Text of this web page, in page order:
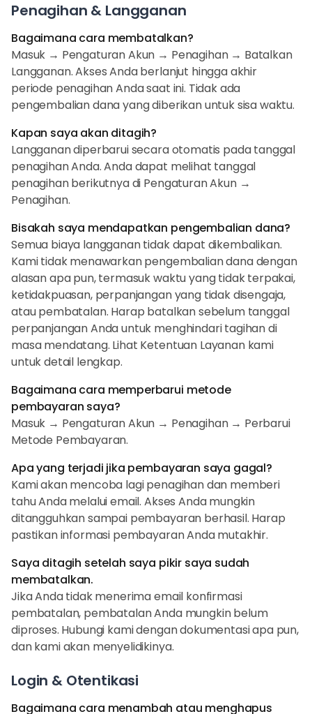
Penagihan & Langganan
Bagaimana cara membatalkan?
Masuk → Pengaturan Akun → Penagihan → Batalkan
Langganan. Akses Anda berlanjut hingga akhir
periode penagihan Anda saat ini. Tidak ada
pengembalian dana yang diberikan untuk sisa waktu.
Kapan saya akan ditagih?
Langganan diperbarui secara otomatis pada tanggal
penagihan Anda. Anda dapat melihat tanggal
penagihan berikutnya di Pengaturan Akun →
Penagihan.
Bisakah saya mendapatkan pengembalian dana?
Semua biaya langganan tidak dapat dikembalikan.
Kami tidak menawarkan pengembalian dana dengan
alasan apa pun, termasuk waktu yang tidak terpakai,
ketidakpuasan, perpanjangan yang tidak disengaja,
atau pembatalan. Harap batalkan sebelum tanggal
perpanjangan Anda untuk menghindari tagihan di
masa mendatang. Lihat Ketentuan Layanan kami
untuk detail lengkap.
Bagaimana cara memperbarui metode
pembayaran saya?
Masuk → Pengaturan Akun → Penagihan → Perbarui
Metode Pembayaran.
Apa yang terjadi jika pembayaran saya gagal?
Kami akan mencoba lagi penagihan dan memberi
tahu Anda melalui email. Akses Anda mungkin
ditangguhkan sampai pembayaran berhasil. Harap
pastikan informasi pembayaran Anda mutakhir.
Saya ditagih setelah saya pikir saya sudah
membatalkan.
Jika Anda tidak menerima email konfirmasi
pembatalan, pembatalan Anda mungkin belum
diproses. Hubungi kami dengan dokumentasi apa pun,
dan kami akan menyelidikinya.
Login & Otentikasi
Bagaimana cara menambah atau menghapus